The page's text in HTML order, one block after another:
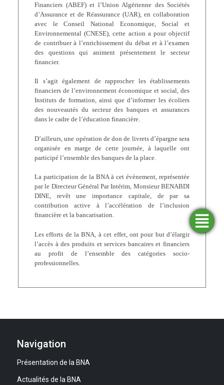
Financiers (ABEF) et l’Union Algérienne des Sociétés
d’Assurance et de Réassurance (UAR), en collaboration
avec le Conseil National Economique, Social et
Environnemental (CNESE), cette action a pour objectif
de contribuer à l’enrichissement du débat et à l’examen
des questions qui animent présentement le secteur
financier.
Il s’agit également de rapprocher les établissements
financiers de l’environnement économique et social, des
Instituts de formation, ainsi que d’informer les écoliers
des nouveautés du secteur des banques et assurances
dans le cadre de l’éducation financière.
D’ailleurs, une opération de don de livrets d’épargne sera
organisée en marge de cette journée, à laquelle ont
participé l’ensemble des banques de la place.
La participation de la BNA à cet évènement, représentée
par le Directeur Général Par Intérim, Monsieur BENABDI
DINE, revêt une importance capitale, de par sa
contribution active à l’accélération de l’inclusion
financière et la bancarisation.
Les efforts de la BNA, à cet effet, ont pour but d’élargir
l’accès à des produits et services bancaires et financiers
au profit de l’ensemble des catégories socio-
professionnelles.
Navigation
Présentation de la BNA
Actualités de la BNA
Trouver
une
agence
Demander
un
financement
Simulateurs
Ouvrir
un
compte